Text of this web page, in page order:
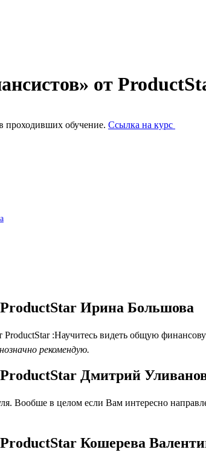
от
проходивших обучение. Ссылка на курс
Ирина Большова
ProductStar :Научитесь видеть общую
рекомендую.
Дмитрий
Вообше в целом если Вам интересно
Кошерева